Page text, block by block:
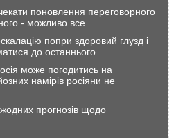
поновлення переговорного
- можливо все
попри здоровий глузд і
до останнього
може погодитись на
намірів росіяни не
прогнозів щодо